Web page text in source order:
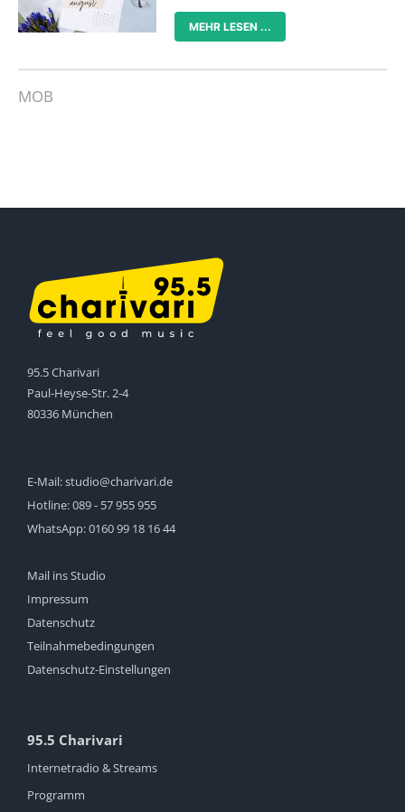
MEHR LESEN ...
MOB
95.5 Charivari
Paul-Heyse-Str. 2-4
80336 München
E-Mail:studio@charivari.de
Hotline:089 - 57 955 955
WhatsApp:0160 99 18 16 44
Mail ins Studio
Impressum
Datenschutz
Teilnahmebedingungen
Datenschutz-Einstellungen
95.5 Charivari
Internetradio & Streams
Programm